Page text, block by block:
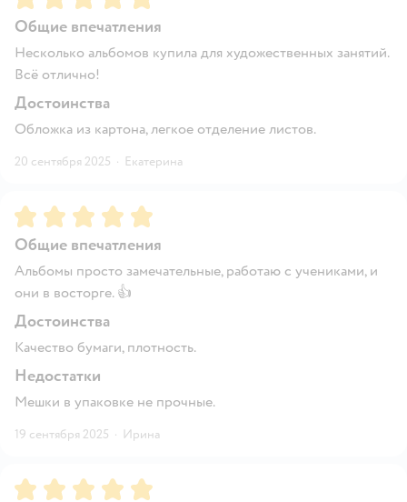
Общие впечатления
Несколько альбомов купила для художественных занятий.
Всё отлично!
Достоинства
Обложка из картона, легкое отделение листов.
20 сентября 2025 · Екатерина
Рейтинг:5
Общие впечатления
Альбомы просто замечательные, работаю с учениками, и
они в восторге. 👍
Достоинства
Качество бумаги, плотность.
Недостатки
Мешки в упаковке не прочные.
19 сентября 2025 · Ирина
Рейтинг:5